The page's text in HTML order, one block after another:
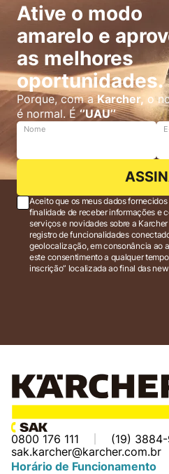
Ative o modo
amarelo e
as melhores
oportunidades.
Porque, com aKarcher, o
é normal. É‘’UAU’’
Nome
Aceito que os meus dados
finalidade de receber informações e
serviços e novidades sobre a Karcher Brasil via e-mail marketing e
registro de funcionalidades
geolocalização, em consonância ao
este consentimento a qualquer
inscrição” localizada ao final das
0800 176 111
(19)
sak.karcher@karcher.com.br
Horário de Funcionamento